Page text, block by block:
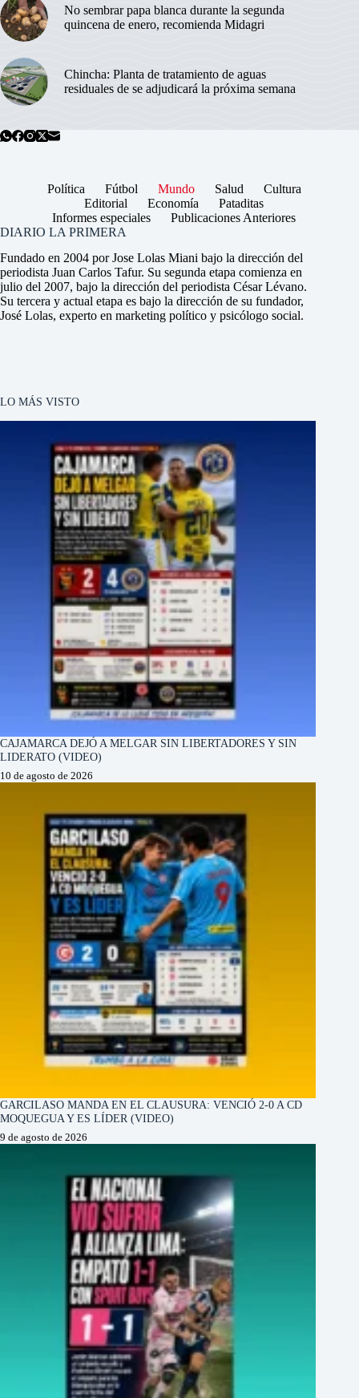
No sembrar papa blanca durante la segunda
quincena de enero, recomienda Midagri
Chincha: Planta de tratamiento de aguas
residuales de se adjudicará la próxima semana
Política Fútbol Mundo Salud
Cultura
Editorial
Economía
Pataditas
Informes especiales
Publicaciones Anteriores
DIARIO LA PRIMERA
Fundado en 2004 por Jose Lolas Miani bajo la dirección del
periodista Juan Carlos Tafur. Su segunda etapa comienza en
julio del 2007, bajo la dirección del periodista César Lévano.
Su tercera y actual etapa es bajo la dirección de su fundador,
José Lolas, experto en marketing político y psicólogo social.
LO MÁS VISTO
CAJAMARCA DEJÓ A MELGAR SIN LIBERTADORES Y SIN
LIDERATO (VIDEO)
10 de agosto de 2026
GARCILASO MANDA EN EL CLAUSURA: VENCIÓ 2-0 A CD
MOQUEGUA Y ES LÍDER (VIDEO)
9 de agosto de 2026